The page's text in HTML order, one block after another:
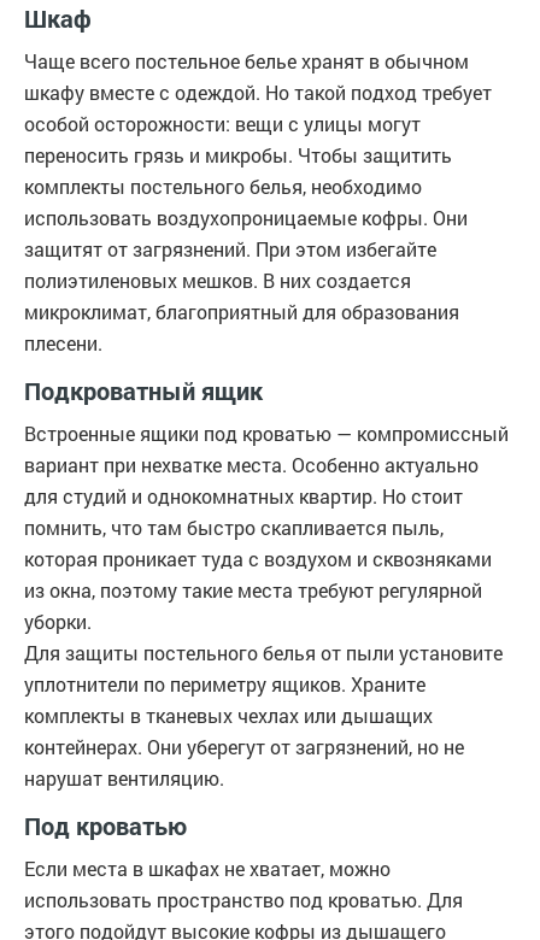
Шкаф
Чаще всего постельное белье хранят в обычном
шкафу вместе с одеждой. Но такой подход требует
особой осторожности: вещи с улицы могут
переносить грязь и микробы. Чтобы защитить
комплекты постельного белья, необходимо
использовать воздухопроницаемые кофры. Они
защитят от загрязнений. При этом избегайте
полиэтиленовых мешков. В них создается
микроклимат, благоприятный для образования
плесени.
Подкроватный ящик
Встроенные ящики под кроватью — компромиссный
вариант при нехватке места. Особенно актуально
для студий и однокомнатных квартир. Но стоит
помнить, что там быстро скапливается пыль,
которая проникает туда с воздухом и сквозняками
из окна, поэтому такие места требуют регулярной
уборки.
Для защиты постельного белья от пыли установите
уплотнители по периметру ящиков. Храните
комплекты в тканевых чехлах или дышащих
контейнерах. Они уберегут от загрязнений, но не
нарушат вентиляцию.
Под кроватью
Если места в шкафах не хватает, можно
использовать пространство под кроватью. Для
этого подойдут высокие кофры из дышащего